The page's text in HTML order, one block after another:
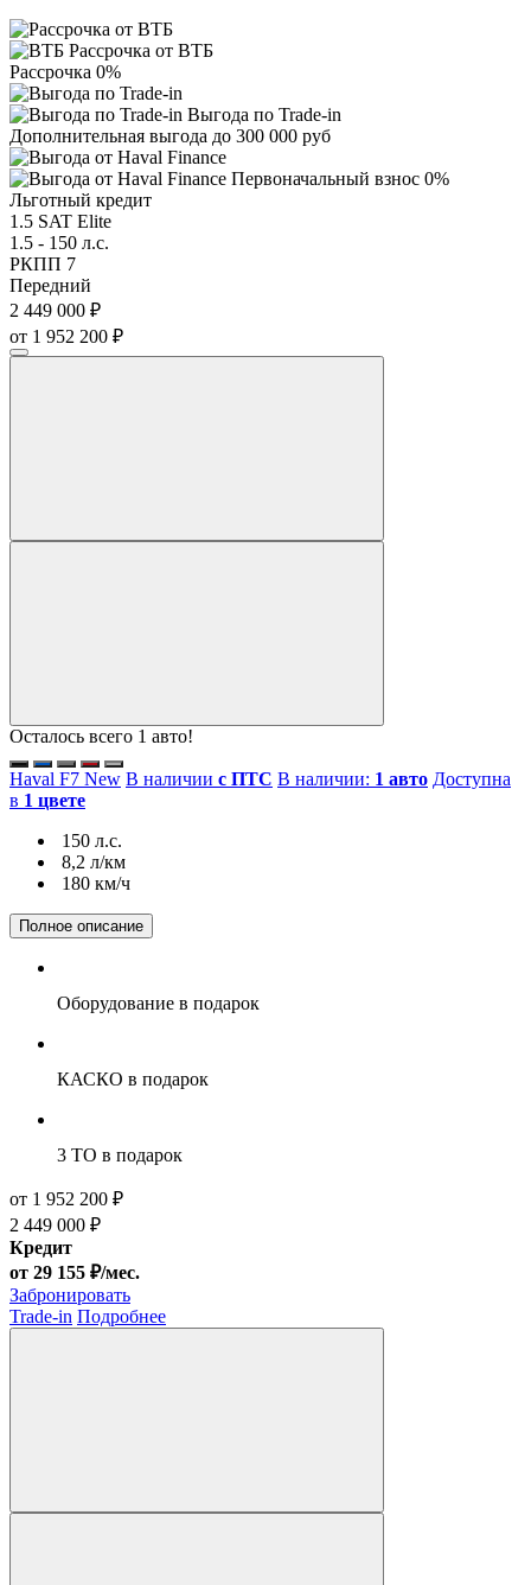
Рассрочка от ВТБ
Рассрочка 0%
Выгода по Trade-in
Дополнительная выгода до 300 000 руб
Первоначальный взнос 0%
Льготный кредит
1.5 SAT Elite
1.5 - 150 л.с.
РКПП 7
Передний
2 449 000 ₽
от 1 952 200 ₽
Осталось всего 1 авто!
Haval F7 New В наличии с ПТС В наличии: 1 авто Доступна
в 1 цвете
150 л.с.
8,2 л/км
180 км/ч
Полное описание
Оборудование в подарок
КАСКО в подарок
3 ТО в подарок
от 1 952 200 ₽
2 449 000 ₽
Кредит
от 29 155 ₽/мес.
Забронировать
Trade-in Подробнее